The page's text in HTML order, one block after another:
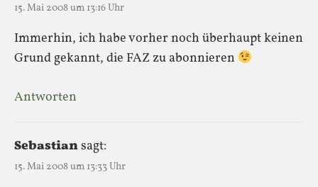
15. Mai 2008 um 13:16 Uhr
Immerhin, ich habe vorher noch überhaupt keinen
Grund gekannt, die FAZ zu abonnieren
Antworten
Sebastiansagt:
15. Mai 2008 um 13:33 Uhr